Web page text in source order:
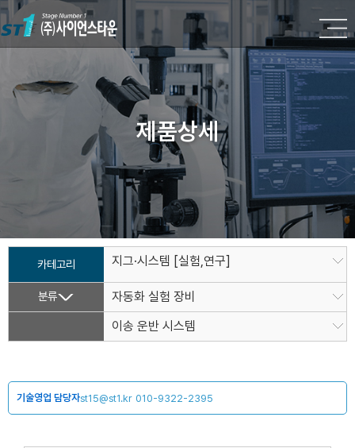
제품상세
카테고리 지그·시스템 [실험,연구]
분류
자동화 실험 장비
이송 운반 시스템
기술영업 담당자st15@st1.kr 010-9322-2395